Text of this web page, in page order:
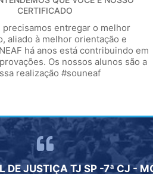
CERTIFICADO
precisamos entregar o melhor
aliado à melhor orientação e
há anos está contribuindo em
Os nossos alunos são a
realização #souneaf
DE JUSTIÇA TJ SP -7ª CJ -